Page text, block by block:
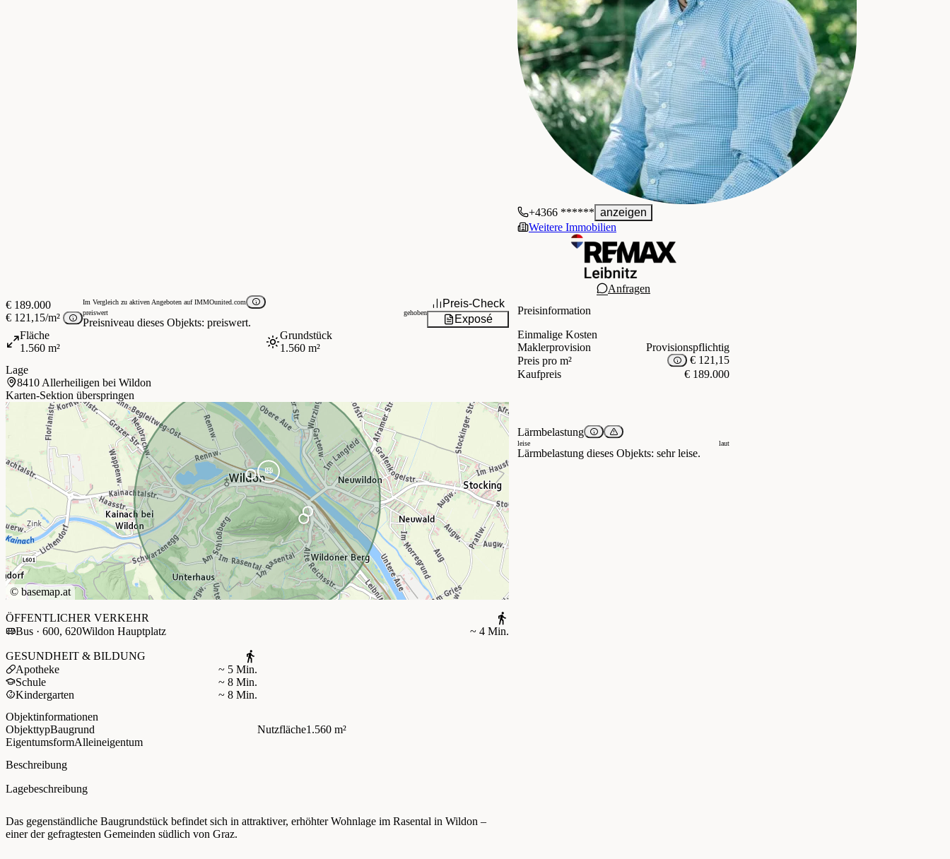
€ 189.000
€ 121,15/m²
Im Vergleich zu aktiven Angeboten auf IMMOunited.com
preiswert
gehoben
Preisniveau dieses Objekts: preiswert.
Preis-Check
Exposé
Fläche
1.560 m²
Grundstück
1.560 m²
Lage
8410 Allerheiligen bei Wildon
Karten-Sektion überspringen
+
−
© basemap.at
ÖFFENTLICHER VERKEHR
Bus · 600, 620Wildon Hauptplatz ~ 4 Min.
GESUNDHEIT & BILDUNG
Apotheke
~ 5 Min.
Schule
~ 8 Min.
Kindergarten
~ 8 Min.
Objektinformationen
ObjekttypBaugrund Nutzfläche1.560 m²
EigentumsformAlleineigentum
Beschreibung
Lagebeschreibung
Das gegenständliche Baugrundstück befindet sich in attraktiver, erhöhter Wohnlage im Rasental in Wildon –
einer der gefragtesten Gemeinden südlich von Graz.
Lärmbelastung
leise laut
Lärmbelastung dieses Objekts: sehr leise.
Preisinformation
Einmalige Kosten
Maklerprovision
Provisionspflichtig
Preis pro m²
€ 121,15
Kaufpreis
€ 189.000
+4366 ****** anzeigen
Weitere Immobilien
Anfragen